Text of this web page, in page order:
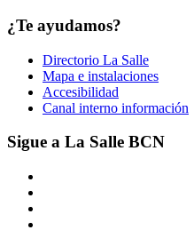
¿Te ayudamos?
Directorio La Salle
Mapa e instalaciones
Accesibilidad
Canal interno información
Sigue a La Salle BCN